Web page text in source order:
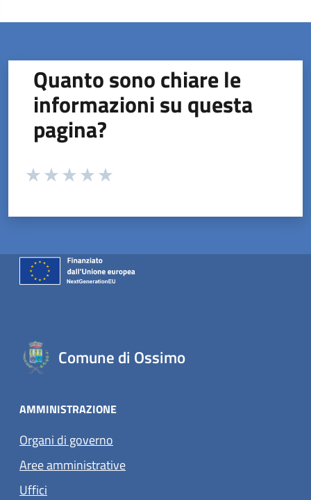
Quanto sono chiare le
informazioni su questa
pagina?
Valuta da 1 a 5 stelle la pagina
Comune di Ossimo
AMMINISTRAZIONE
Organi di governo
Aree amministrative
Uffici